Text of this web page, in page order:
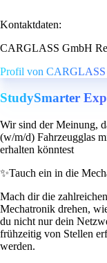
Kontaktdaten:
CARGLASS GmbH
Profil von CARGLASS
StudySmarter
Wir sind der Meinung,
(w/m/d) Fahrzeugglas
erhalten könntest
✨Tauch ein in die
Mach dir die
Mechatronik drehen,
du nicht nur dein
frühzeitig von Stellen
werden.